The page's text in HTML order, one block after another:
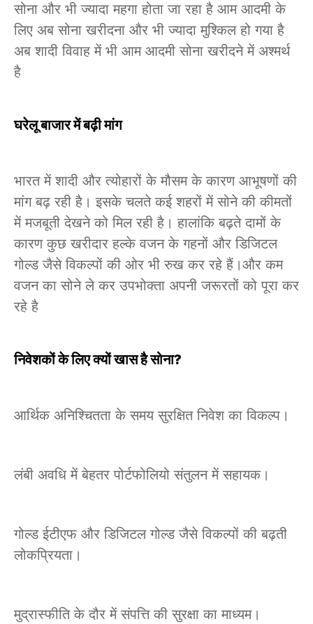
सोना और भी ज्यादा महगा होता जा रहा है आम आदमी के
लिए अब सोना खरीदना और भी ज्यादा मुश्किल हो गया है
अब शादी विवाह में भी आम आदमी सोना खरीदने में अश्मर्थ
है
घरेलू बाजार में बढ़ी मांग
भारत में शादी और त्योहारों के मौसम के कारण आभूषणों की
मांग बढ़ रही है। इसके चलते कई शहरों में सोने की कीमतों
में मजबूती देखने को मिल रही है। हालांकि बढ़ते दामों के
कारण कुछ खरीदार हल्के वजन के गहनों और डिजिटल
गोल्ड जैसे विकल्पों की ओर भी रुख कर रहे हैं।और कम
वजन का सोने ले कर उपभोक्ता अपनी जरूरतों को पूरा कर
रहे है
निवेशकों के लिए क्यों खास है सोना?
आर्थिक अनिश्चितता के समय सुरक्षित निवेश का विकल्प।
लंबी अवधि में बेहतर पोर्टफोलियो संतुलन में सहायक।
गोल्ड ईटीएफ और डिजिटल गोल्ड जैसे विकल्पों की बढ़ती
लोकप्रियता।
मुद्रास्फीति के दौर में संपत्ति की सुरक्षा का माध्यम।